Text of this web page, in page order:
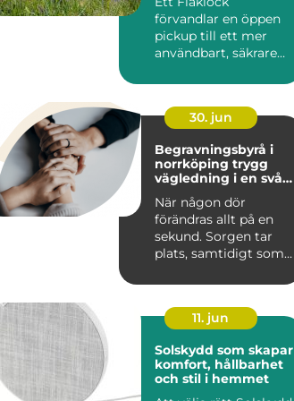
förvandlar en öppen
pickup till ett mer
användbart, säkrare
lastutrymme. Gen...
30. jun
Begravningsbyrå i
norrköping trygg
vägledning i en svår
När någon dör
förändras allt på en
sekund. Sorgen tar
plats, samtidigt som
kräver s...
11. jun
Solskydd som skapar
komfort, hållbarhet
och stil i hemmet